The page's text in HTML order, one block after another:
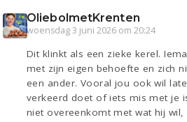
OliebolmetKrenten
woensdag 3 juni 2026 om 20:24
Dit klinkt als een zieke kerel.
met zijn eigen behoefte en zich
een ander. Vooral jou ook wil
verkeerd doet of iets mis met je
niet overeenkomt met wat hij